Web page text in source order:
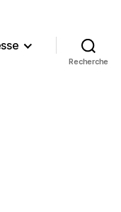
Recherche